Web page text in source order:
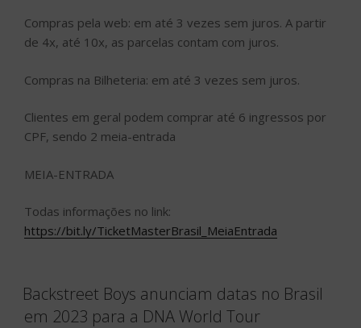
Compras pela web: em até 3 vezes sem juros. A partir
de 4x, até 10x, as parcelas contam com juros.
Compras na Bilheteria: em até 3 vezes sem juros.
Clientes em geral podem comprar até 6 ingressos por
CPF, sendo 2 meia-entrada
MEIA-ENTRADA
Todas informações no link:
https://bit.ly/TicketMasterBrasil_MeiaEntrada
Backstreet Boys anunciam datas no Brasil
em 2023 para a DNA World Tour